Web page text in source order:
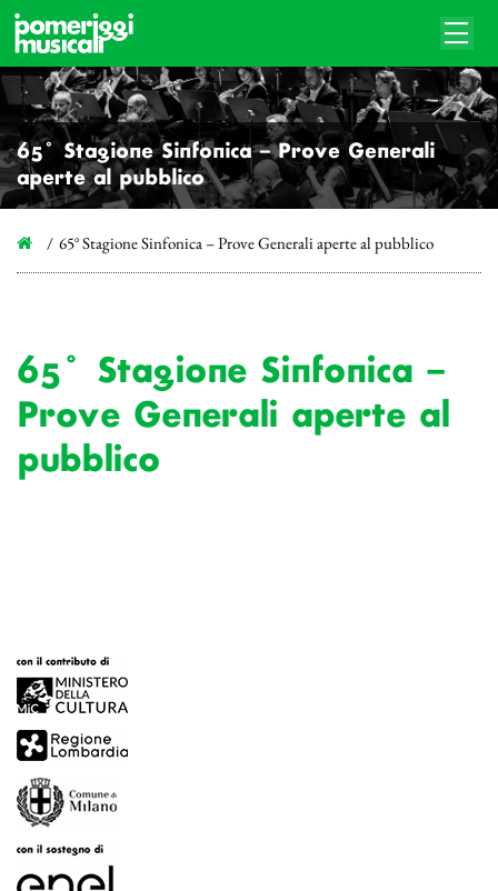
65° Stagione Sinfonica – Prove Generali
aperte al pubblico
65° Stagione Sinfonica – Prove Generali aperte al pubblico
65° Stagione Sinfonica –
Prove Generali aperte al
pubblico